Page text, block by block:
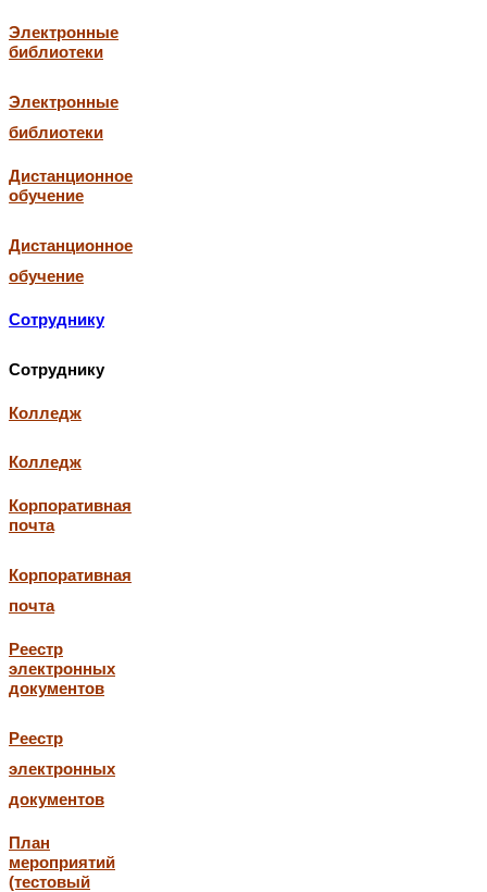
Электронные
библиотеки
Электронные
библиотеки
Дистанционное
обучение
Дистанционное
обучение
Сотруднику
Сотруднику
Колледж
Колледж
Корпоративная
почта
Корпоративная
почта
Реестр
электронных
документов
Реестр
электронных
документов
План
мероприятий
(тестовый